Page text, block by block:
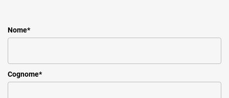
Nome*
Cognome*